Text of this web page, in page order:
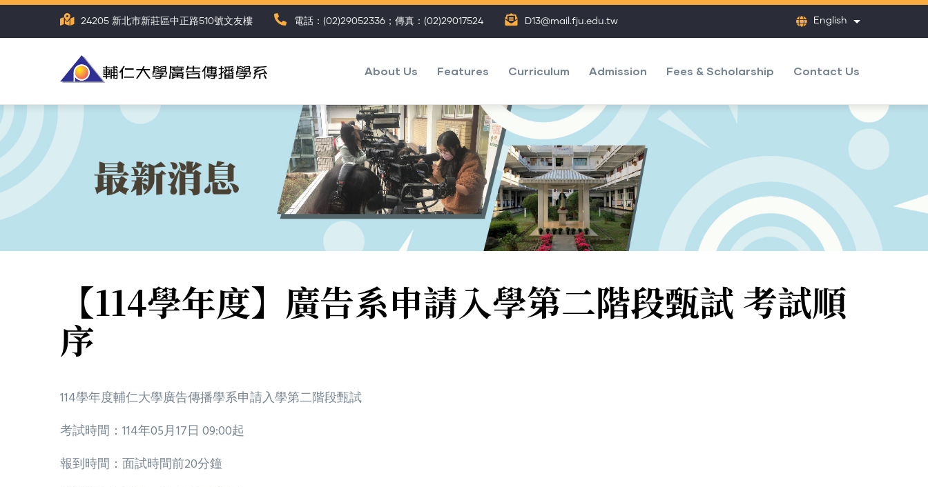
Skip
24205 新北市新莊區中正路510號文友樓 電話：(02)29052336；傳真：(02)29017524 D13@mail.fju.edu.tw English List additional
選
單
About Us Features Curriculum Admission Fees & Scholarship Contact Us
【114學年度】廣告系申請入學第二階段甄試 考試順
序
114學年度輔仁大學廣告傳播學系申請入學第二階段甄試
考試時間：114年05月17日 09:00起
報到時間：面試時間前20分鐘